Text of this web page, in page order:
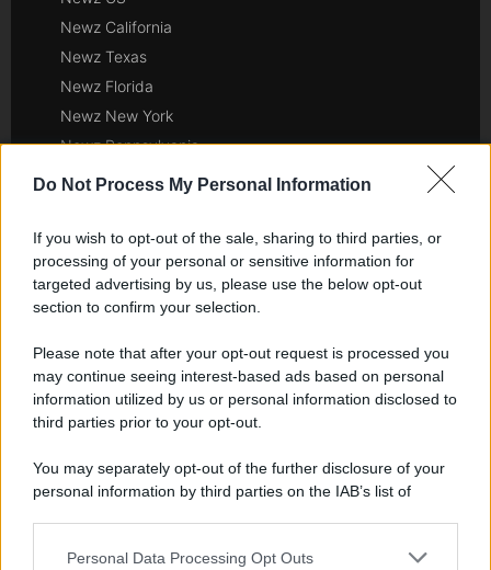
Do Not Process My Personal Information
If you wish to opt-out of the sale, sharing to third parties, or
processing of your personal or sensitive information for
targeted advertising by us, please use the below opt-out
section to confirm your selection.
Please note that after your opt-out request is processed you
may continue seeing interest-based ads based on personal
information utilized by us or personal information disclosed to
third parties prior to your opt-out.
You may separately opt-out of the further disclosure of your
personal information by third parties on the IAB’s list of
This information may also be disclosed by us to third parties
Personal Data Processing Opt Outs
Newz California
Newz Texas
Newz Florida
Newz New York
Newz Pennsylvania
Newz Illinois
Gameland
Hig Tech Mag
Scoop Mag
Motors Magazine 365
Day Travel 365
Home Magazine 365
SecondHomeMagazine